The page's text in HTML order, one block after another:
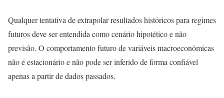
Qualquer tentativa de extrapolar resultados históricos para regimes
futuros deve ser entendida como cenário hipotético e não
previsão. O comportamento futuro de variáveis macroeconômicas
não é estacionário e não pode ser inferido de forma confiável
apenas a partir de dados passados.